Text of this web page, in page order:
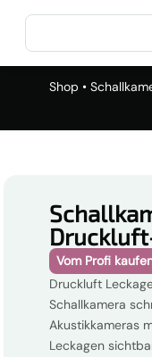
Shop •
Vom Profi
Druckluft
Schallkamera
Akustikkameras
Leckagen